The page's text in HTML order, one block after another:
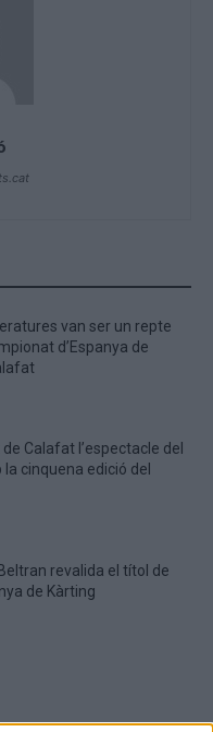
van ser un repte
d’Espanya de
Calafat l’espectacle del
cinquena edició del
revalida el títol de
de Kàrting